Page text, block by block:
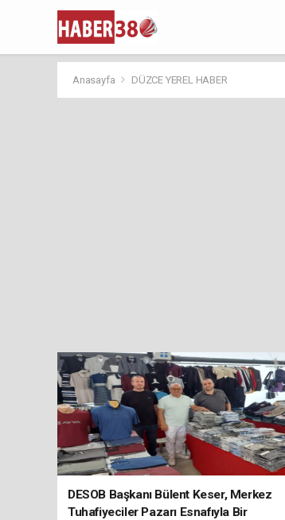
Anasayfa DÜZCE YEREL HABER
DESOB Başkanı Bülent Keser, Merkez
Tuhafiyeciler Pazarı Esnafıyla Bir